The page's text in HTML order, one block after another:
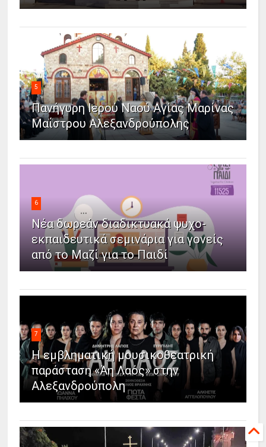
5
Πανήγυρη Ιερού Ναού Αγίας Μαρίνας
Μαΐστρου Αλεξανδρούπολης
6
Νέα δωρεάν διαδικτυακά ψυχο-
εκπαιδευτικά σεμινάρια για γονείς
από το Μαζί για το Παιδί
7
Η εμβληματική μουσικοθεατρική
παράσταση «Άη Λαός» στην
Αλεξανδρούπολη